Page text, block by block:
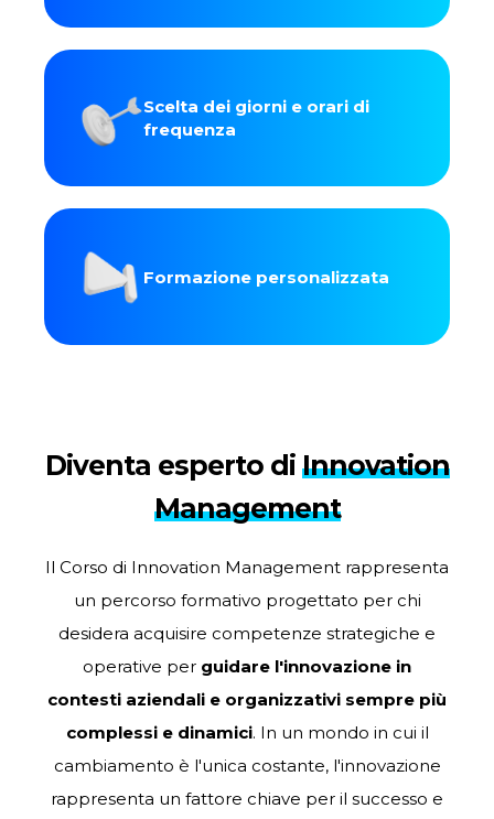
Scelta dei giorni e orari di
frequenza
Formazione personalizzata
Diventa esperto di Innovation
Management
Il Corso di Innovation Management rappresenta
un percorso formativo progettato per chi
desidera acquisire competenze strategiche e
operative per guidare l'innovazione in
contesti aziendali e organizzativi sempre più
complessi e dinamici. In un mondo in cui il
cambiamento è l'unica costante, l'innovazione
rappresenta un fattore chiave per il successo e